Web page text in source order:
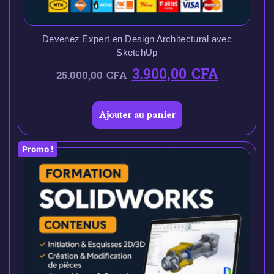
Devenez Expert en Design Architectural avec
SketchUp
25.000,00CFA 3.900,00CFA
Ajouter au panier
Promo !